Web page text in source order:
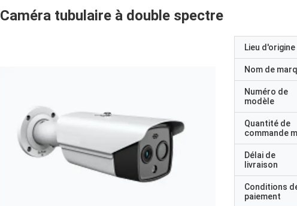
Caméra tubulaire à double spectre
Lieu d'origine
Nom de
Numéro de
modèle
Quantité de
commande
Délai de
livraison
Conditions
paiement